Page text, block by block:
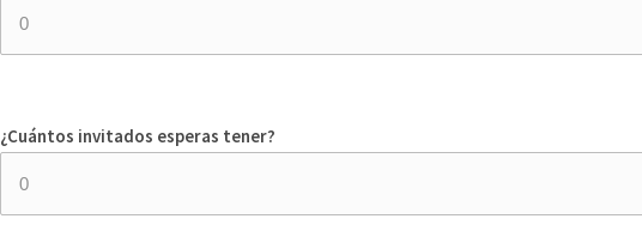
¿Cuántos invitados esperas tener?